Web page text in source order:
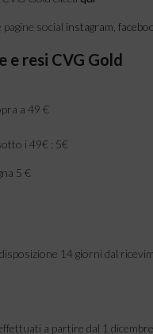
social instagram
e resi CVG Gold
a 49 €
i 49€ : 5€
5 €
14 giorni dal
a partire dal 1